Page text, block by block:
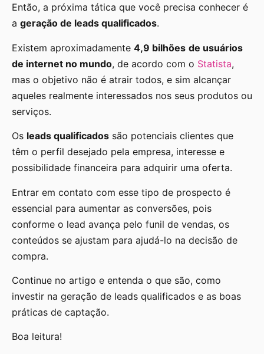
Então, a próxima tática que você precisa conhecer é
a geração de leads qualificados.
Existem aproximadamente 4,9 bilhões de usuários
de internet no mundo, de acordo com o Statista,
mas o objetivo não é atrair todos, e sim alcançar
aqueles realmente interessados nos seus produtos ou
serviços.
Os leads qualificados são potenciais clientes que
têm o perfil desejado pela empresa, interesse e
possibilidade financeira para adquirir uma oferta.
Entrar em contato com esse tipo de prospecto é
essencial para aumentar as conversões, pois
conforme o lead avança pelo funil de vendas, os
conteúdos se ajustam para ajudá-lo na decisão de
compra.
Continue no artigo e entenda o que são, como
investir na geração de leads qualificados e as boas
práticas de captação.
Boa leitura!